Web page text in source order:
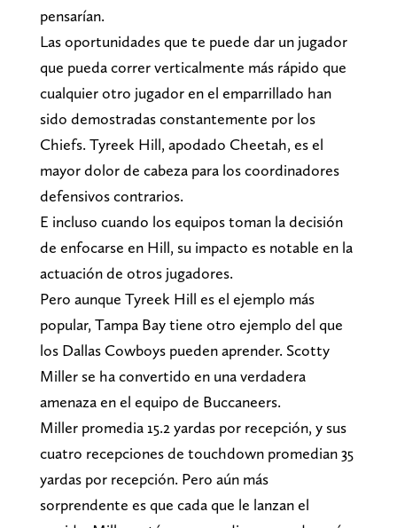
pensarían.
Las oportunidades que te puede dar un jugador
que pueda correr verticalmente más rápido que
cualquier otro jugador en el emparrillado han
sido demostradas constantemente por los
Chiefs. Tyreek Hill, apodado Cheetah, es el
mayor dolor de cabeza para los coordinadores
defensivos contrarios.
E incluso cuando los equipos toman la decisión
de enfocarse en Hill, su impacto es notable en la
actuación de otros jugadores.
Pero aunque Tyreek Hill es el ejemplo más
popular, Tampa Bay tiene otro ejemplo del que
los Dallas Cowboys pueden aprender. Scotty
Miller se ha convertido en una verdadera
amenaza en el equipo de Buccaneers.
Miller promedia 15.2 yardas por recepción, y sus
cuatro recepciones de touchdown promedian 35
yardas por recepción. Pero aún más
sorprendente es que cada que le lanzan el